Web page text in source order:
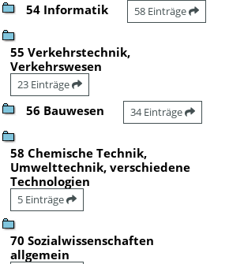
54 Informatik 58 Einträge
55 Verkehrstechnik,
Verkehrswesen
23 Einträge
56 Bauwesen 34 Einträge
58 Chemische Technik,
Umwelttechnik, verschiedene
Technologien
5 Einträge
70 Sozialwissenschaften
allgemein